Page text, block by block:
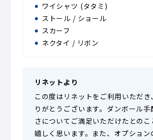
ワイシャツ (タタミ)
ストール / ショール
スカーフ
ネクタイ / リボン
リネットより
この度はリネットをご利用いただき
りがとうございます。ダンボール
さについてご満足いただけたとのこ
嬉しく思います。また、オプション